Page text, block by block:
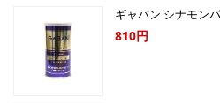
ギャバン シナモン
810円